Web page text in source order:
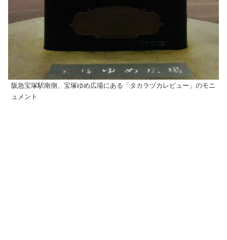
阪急宝塚駅南側、宝塚ゆめ広場にある「タカラヅカレビュー」のモニ
ュメント